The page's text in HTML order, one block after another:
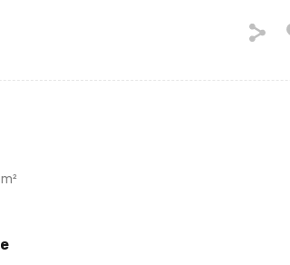
m²